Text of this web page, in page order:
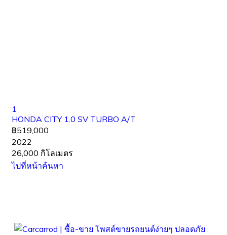
1
HONDA CITY 1.0 SV TURBO A/T
฿519,000
2022
26,000 กิโลเมตร
ไปที่หน้าค้นหา